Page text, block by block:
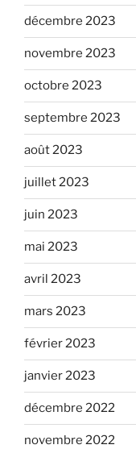
décembre 2023
novembre 2023
octobre 2023
septembre 2023
août 2023
juillet 2023
juin 2023
mai 2023
avril 2023
mars 2023
février 2023
janvier 2023
décembre 2022
novembre 2022